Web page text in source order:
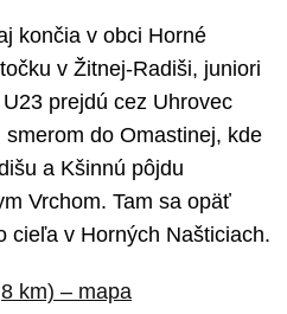
končia v obci Horné
v Žitnej-Radiši, juniori
prejdú cez Uhrovec
do Omastinej, kde
a Kšinnú pôjdu
Vrchom. Tam sa opäť
cieľa v Horných Našticiach.
km) – mapa